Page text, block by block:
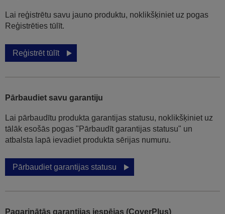
Lai reģistrētu savu jauno produktu, noklikšķiniet uz pogas
Reģistrēties tūlīt.
Reģistrēt tūlīt
Pārbaudiet savu garantiju
Lai pārbaudītu produkta garantijas statusu, noklikšķiniet uz
tālāk esošās pogas "Pārbaudīt garantijas statusu" un
atbalsta lapā ievadiet produkta sērijas numuru.
Pārbaudiet garantijas statusu
Pagarinātās garantijas iespējas (CoverPlus)